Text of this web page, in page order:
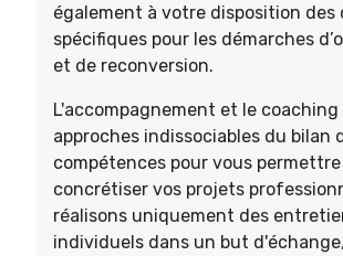
également à votre disposition des
spécifiques pour les démarches
et de reconversion.
L'accompagnement et le
approches indissociables du bilan
compétences pour vous
concrétiser vos projets
réalisons uniquement des
individuels dans un but